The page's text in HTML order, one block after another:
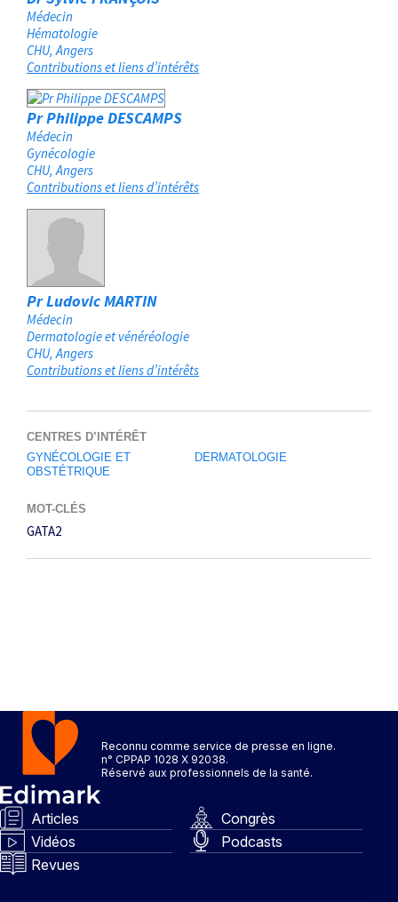
Médecin
Hématologie
CHU Angers
Contributions et liens d’intérêts
Pr Philippe DESCAMPS
Médecin
Gynécologie
CHU Angers
Contributions et liens d’intérêts
Pr Ludovic MARTIN
Médecin
Dermatologie et vénéréologie
CHU Angers
Contributions et liens d’intérêts
CENTRES D’INTÉRÊT
GYNÉCOLOGIE ET
OBSTÉTRIQUE
DERMATOLOGIE
MOT-CLÉS
GATA2
Reconnu comme service de presse en ligne.
n° CPPAP 1028 X 92038.
Réservé aux professionnels de la santé.
Articles
Congrès
Vidéos
Podcasts
Revues